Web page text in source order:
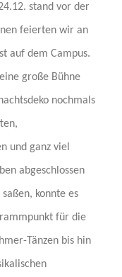
stand vor der
feierten wir an
auf dem Campus.
große Bühne
nochmals
und ganz viel
abgeschlossen
konnte es
für die
Tänzen bis hin